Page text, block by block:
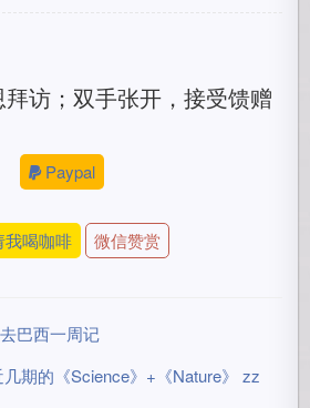
访；双手张开，接受馈赠
Paypal
我喝咖啡 微信赞赏
巴西一周记
期的《Science》+《Nature》 zz